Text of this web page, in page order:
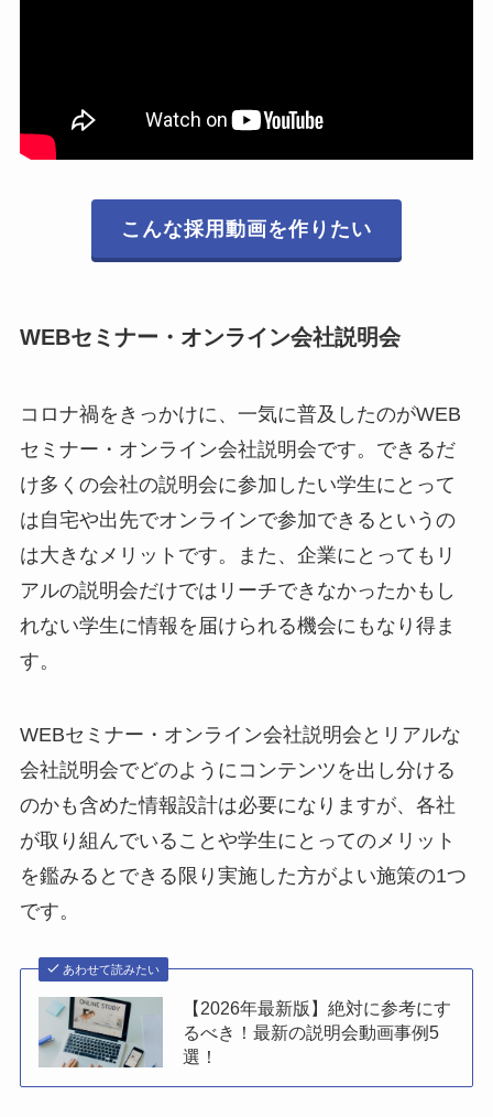
こんな採用動画を作りたい
WEBセミナー・オンライン会社説明会
コロナ禍をきっかけに、一気に普及したのがWEB
セミナー・オンライン会社説明会です。できるだ
け多くの会社の説明会に参加したい学生にとって
は自宅や出先でオンラインで参加できるというの
は大きなメリットです。また、企業にとってもリ
アルの説明会だけではリーチできなかったかもし
れない学生に情報を届けられる機会にもなり得ま
す。
WEBセミナー・オンライン会社説明会とリアルな
会社説明会でどのようにコンテンツを出し分ける
のかも含めた情報設計は必要になりますが、各社
が取り組んでいることや学生にとってのメリット
を鑑みるとできる限り実施した方がよい施策の1つ
です。
あわせて読みたい
【2026年最新版】絶対に参考にす
るべき！最新の説明会動画事例5
選！